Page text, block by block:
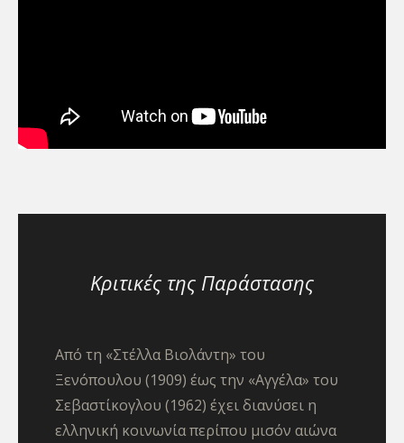
Κριτικές της Παράστασης
Από τη «Στέλλα Βιολάντη» του
Ξενόπουλου (1909) έως την «Αγγέλα» του
Σεβαστίκογλου (1962) έχει διανύσει η
ελληνική κοινωνία περίπου μισόν αιώνα